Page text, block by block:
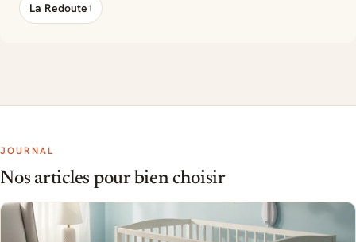
La Redoute1
JOURNAL
Nos articles pour bien choisir